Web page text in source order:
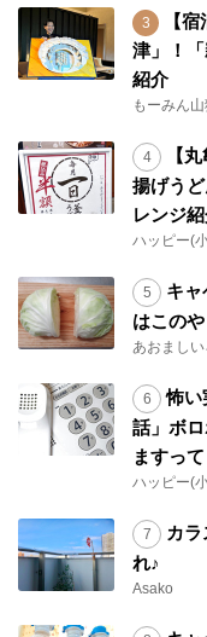
【
津」！
紹介
もーみん
【
揚げう
レンジ紹
ハッピー(
キ
はこの
あおましい
怖い
話」ボ
ますって
ハッピー(
カラ
れ♪
Asako